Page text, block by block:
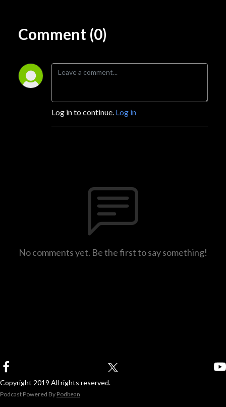
Comment (0)
Log in to continue. Log in
No comments yet. Be the first to say something!
Copyright 2019 All rights reserved.
Podcast Powered By Podbean